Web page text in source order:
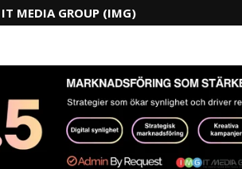
IT MEDIA GROUP (IMG)